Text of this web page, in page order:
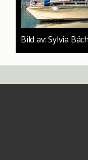
Bild av: Sylvia